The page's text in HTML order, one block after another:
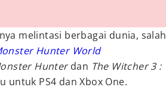
melintasi berbagai dunia, salah
Hunter World
Hunterdan The Witcher 3 :
PS4 dan Xbox One.